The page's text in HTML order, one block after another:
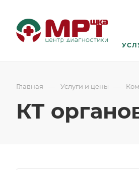
Главная — Услуги и цены —
КТ